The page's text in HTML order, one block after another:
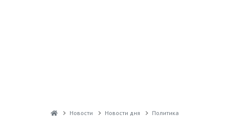
Новости Новости дня Политика